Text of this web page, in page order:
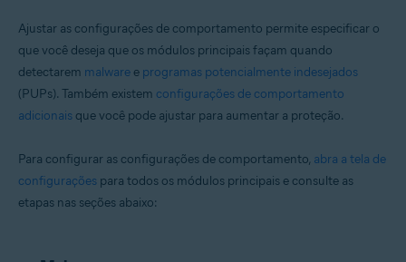
Ajustar as configurações de comportamento permite especificar o
que você deseja que os módulos principais façam quando
detectarem malware e programas potencialmente indesejados
(PUPs). Também existem configurações de comportamento
adicionais que você pode ajustar para aumentar a proteção.
Para configurar as configurações de comportamento, abra a tela de
configurações para todos os módulos principais e consulte as
etapas nas seções abaixo: